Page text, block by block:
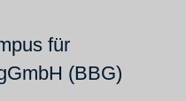
für
(BBG)